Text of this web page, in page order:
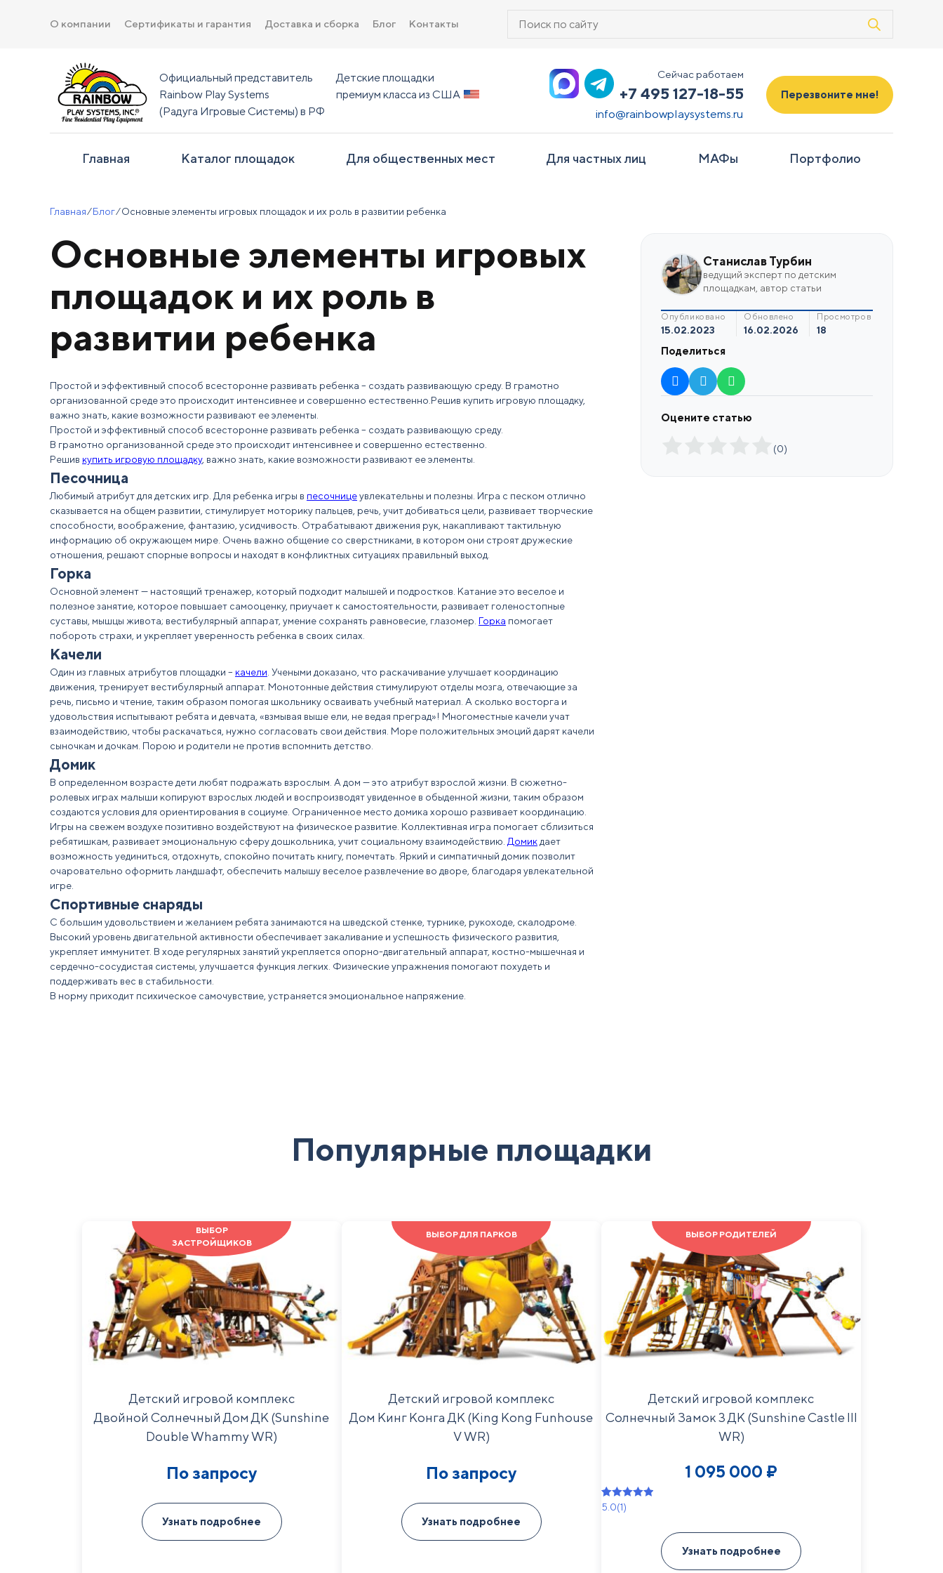
О компании Сертификаты и гарантия Доставка и сборка Блог Контакты
товаров
Официальный представитель
Rainbow Play Systems
(Радуга Игровые Системы) в РФ
Детские площадки
премиум класса из США
Сейчас работаем
+7 495 127-18-55
info@rainbowplaysystems.ru
Перезвоните мне!
Главная Каталог площадок Для общественных мест Для частных лиц МАФы Портфолио
Главная ⁄ Блог⁄ Основные элементы игровых площадок и их роль в развитии ребенка
Основные элементы игровых
площадок и их роль в
развитии ребенка
Простой и эффективный способ всесторонне развивать ребенка – создать развивающую среду. В грамотно
организованной среде это происходит интенсивнее и совершенно естественно.Решив купить игровую площадку,
важно знать, какие возможности развивают ее элементы.
Простой и эффективный способ всесторонне развивать ребенка – создать развивающую среду.
В грамотно организованной среде это происходит интенсивнее и совершенно естественно.
Решив купить игровую площадку, важно знать, какие возможности развивают ее элементы.
Песочница
Любимый атрибут для детских игр. Для ребенка игры в песочницеувлекательны и полезны. Игра с песком отлично
сказывается на общем развитии, стимулирует моторику пальцев, речь, учит добиваться цели, развивает творческие
способности, воображение, фантазию, усидчивость. Отрабатывают движения рук, накапливают тактильную
информацию об окружающем мире. Очень важно общение со сверстниками, в котором они строят дружеские
отношения, решают спорные вопросы и находят в конфликтных ситуациях правильный выход.
Горка
Основной элемент — настоящий тренажер, который подходит малышей и подростков. Катание это веселое и
полезное занятие, которое повышает самооценку, приучает к самостоятельности, развивает голеностопные
суставы, мышцы живота; вестибулярный аппарат, умение сохранять равновесие, глазомер. Горка помогает
побороть страхи, и укрепляет уверенность ребенка в своих силах.
Качели
Один из главных атрибутов площадки – качели . Учеными доказано, что раскачивание улучшает координацию
движения, тренирует вестибулярный аппарат. Монотонные действия стимулируют отделы мозга, отвечающие за
речь, письмо и чтение, таким образом помогая школьнику осваивать учебный материал. А сколько восторга и
удовольствия испытывают ребята и девчата, «взмывая выше ели, не ведая преград»! Многоместные качели учат
взаимодействию, чтобы раскачаться, нужно согласовать свои действия. Море положительных эмоций дарят качели
сыночкам и дочкам. Порою и родители не против вспомнить детство.
Домик
В определенном возрасте дети любят подражать взрослым. А дом — это атрибут взрослой жизни. В сюжетно-
ролевых играх малыши копируют взрослых людей и воспроизводят увиденное в обыденной жизни, таким образом
создаются условия для ориентирования в социуме. Ограниченное место домика хорошо развивает координацию.
Игры на свежем воздухе позитивно воздействуют на физическое развитие. Коллективная игра помогает сблизиться
ребятишкам, развивает эмоциональную сферу дошкольника, учит социальному взаимодействию. Домик дает
возможность уединиться, отдохнуть, спокойно почитать книгу, помечтать. Яркий и симпатичный домик позволит
очаровательно оформить ландшафт, обеспечить малышу веселое развлечение во дворе, благодаря увлекательной
игре.
Спортивные снаряды
С большим удовольствием и желанием ребята занимаются на шведской стенке, турнике, рукоходе, скалодроме.
Высокий уровень двигательной активности обеспечивает закаливание и успешность физического развития,
укрепляет иммунитет. В ходе регулярных занятий укрепляется опорно-двигательный аппарат, костно-мышечная и
сердечно-сосудистая системы, улучшается функция легких. Физические упражнения помогают похудеть и
поддерживать вес в стабильности.
В норму приходит психическое самочувствие, устраняется эмоциональное напряжение.
Станислав Турбин
ведущий эксперт по детским
площадкам, автор статьи
опубликовано
15.02.2023
обновлено
16.02.2026
просмотров
18
Поделиться
Оцените статью
(0)
Популярные площадки
ВЫБОР
ЗАСТРОЙЩИКОВ
Детский игровой комплекс
Двойной Солнечный Дом ДК (Sunshine
Double Whammy WR)
По запросу
Узнать подробнее
ВЫБОР ДЛЯ ПАРКОВ
Детский игровой комплекс
Дом Кинг Конга ДК (King Kong Funhouse
V WR)
По запросу
Узнать подробнее
ВЫБОР РОДИТЕЛЕЙ
Детский игровой комплекс
Солнечный Замок 3 ДК (Sunshine Castle III
WR)
1 095 000 ₽
Рейтинг
1
5.0(1)
Узнать подробнее